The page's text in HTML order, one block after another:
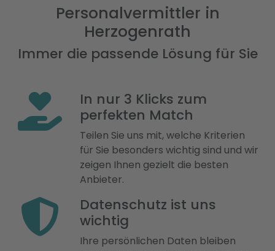
Personalvermittler in
Herzogenrath
Immer die passende Lösung für Sie
In nur 3 Klicks zum
perfekten Match
Teilen Sie uns mit, welche Kriterien
für Sie besonders wichtig sind und wir
zeigen Ihnen gezielt die besten
Anbieter.
Datenschutz ist uns
wichtig
Ihre persönlichen Daten bleiben